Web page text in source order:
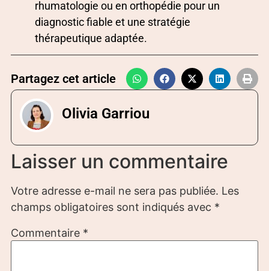
rhumatologie ou en orthopédie pour un
diagnostic fiable et une stratégie
thérapeutique adaptée.
Partagez cet article
Olivia Garriou
Laisser un commentaire
Votre adresse e-mail ne sera pas publiée. Les
champs obligatoires sont indiqués avec *
Commentaire *